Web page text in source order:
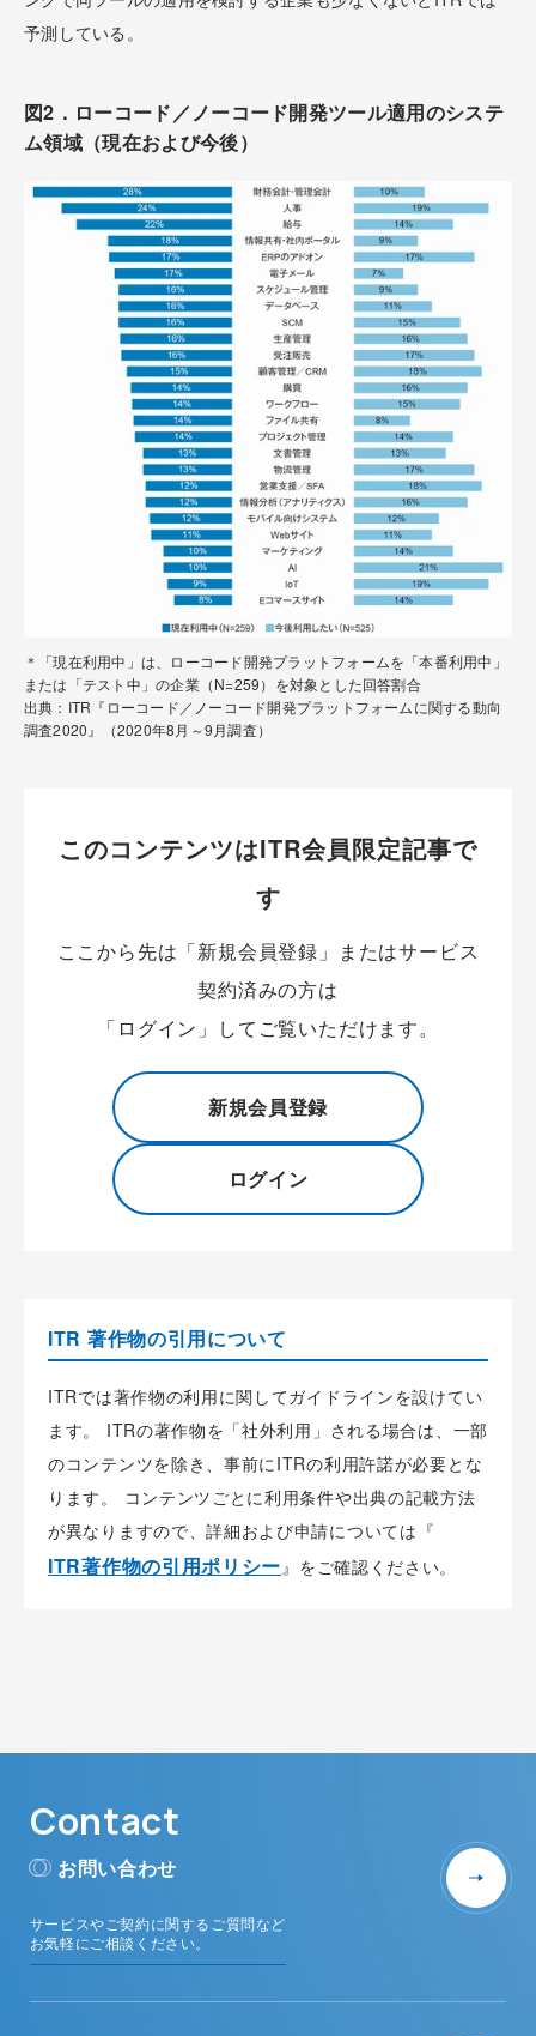
予測している。
図2．ローコード／ノーコード開発ツール適用のシステ
ム領域（現在および今後）
＊「現在利用中」は、ローコード開発プラットフォームを「本番利用中」
または「テスト中」の企業（N=259）を対象とした回答割合
出典：ITR『ローコード／ノーコード開発プラットフォームに関する動向
調査2020』（2020年8月～9月調査）
このコンテンツはITR会員限定記事で
す
ここから先は「新規会員登録」またはサービス
契約済みの方は
「ログイン」してご覧いただけます。
新規会員登録
ログイン
ITR 著作物の引用について
ITRでは著作物の利用に関してガイドラインを設けてい
ます。 ITRの著作物を「社外利用」される場合は、一部
のコンテンツを除き、事前にITRの利用許諾が必要とな
ります。 コンテンツごとに利用条件や出典の記載方法
が異なりますので、詳細および申請については『
ITR著作物の引用ポリシー』をご確認ください。
Contact
お問い合わせ
サービスやご契約に関するご質問など
お気軽にご相談ください。